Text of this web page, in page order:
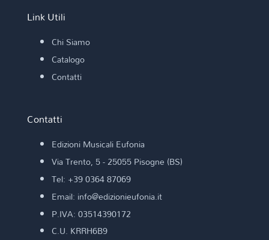
Link Utili
Chi Siamo
Catalogo
Contatti
Contatti
Edizioni Musicali Eufonia
Via Trento, 5 - 25055 Pisogne (BS)
Tel: +39 0364 87069
Email: info@edizionieufonia.it
P.IVA: 03514390172
C.U. KRRH6B9